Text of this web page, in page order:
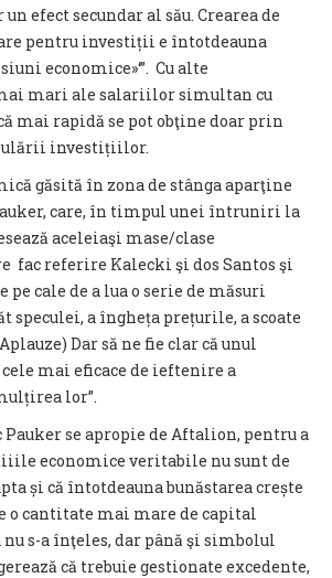
efect secundar al său. Crearea de
pentru investiții e întotdeauna
economice»‘”. Cu alte
mari ale salariilor simultan cu
mai rapidă se pot obţine doar prin
investițiilor.
găsită în zona de stânga aparţine
care, în timpul unei întruniri la
aceleiaşi mase/clase
fac referire Kalecki şi dos Santos şi
pe cale de a lua o serie de măsuri
speculei, a îngheța prețurile, a scoate
Dar să ne fie clar că unul
mai eficace de ieftenire a
lor”.
se apropie de Aftalion, pentru a
economice veritabile nu sunt de
și că întotdeauna bunăstarea crește
o cantitate mai mare de capital
nu s-a înţeles, dar până şi simbolul
că trebuie gestionate excedente,